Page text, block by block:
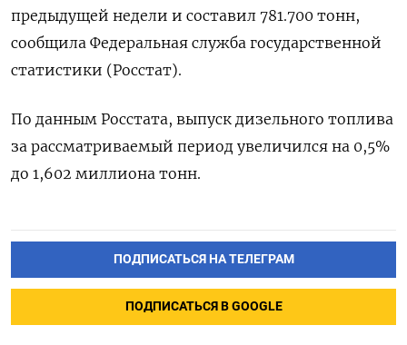
предыдущей недели и составил 781.700 тонн,
сообщила Федеральная служба государственной
статистики (Росстат).
По данным Росстата, выпуск дизельного топлива
за рассматриваемый период увеличился на 0,5%
до 1,602 миллиона тонн.
ПОДПИСАТЬСЯ НА ТЕЛЕГРАМ
ПОДПИСАТЬСЯ В GOOGLE